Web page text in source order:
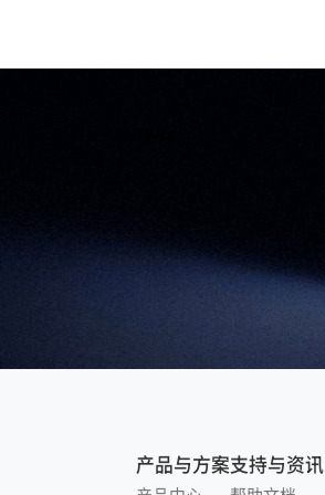
产品与方案支持与资讯